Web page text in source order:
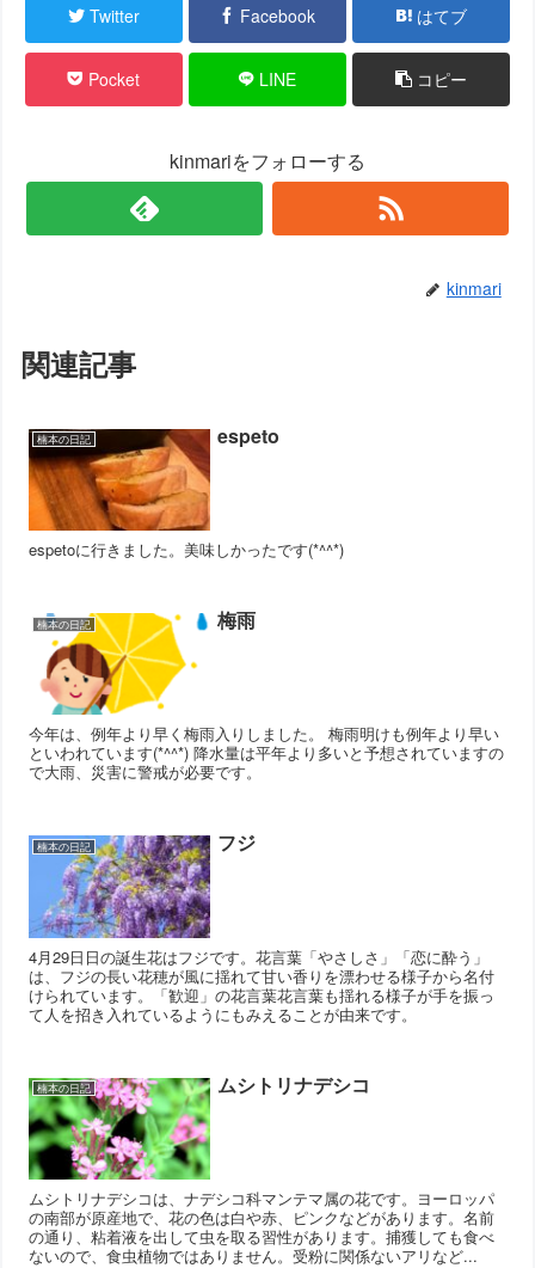
Twitter Facebook はてブ
Pocket LINE コピー
kinmariをフォローする
kinmari
関連記事
楠本の日記 espeto
espetoに行きました。美味しかったです(*^^*)
楠本の日記 梅雨
今年は、例年より早く梅雨入りしました。 梅雨明けも例年より早い
といわれています(*^^*) 降水量は平年より多いと予想されていますの
で大雨、災害に警戒が必要です。
楠本の日記 フジ
4月29日日の誕生花はフジです。花言葉「やさしさ」「恋に酔う」
は、フジの長い花穂が風に揺れて甘い香りを漂わせる様子から名付
けられています。「歓迎」の花言葉花言葉も揺れる様子が手を振っ
て人を招き入れているようにもみえることが由来です。
楠本の日記 ムシトリナデシコ
ムシトリナデシコは、ナデシコ科マンテマ属の花です。ヨーロッパ
の南部が原産地で、花の色は白や赤、ピンクなどがあります。名前
の通り、粘着液を出して虫を取る習性があります。捕獲しても食べ
ないので、食虫植物ではありません。受粉に関係ないアリなど...